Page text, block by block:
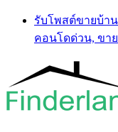
Skip
content
รับโพสต์ขายบ้า
คอนโดด่วน, ขา